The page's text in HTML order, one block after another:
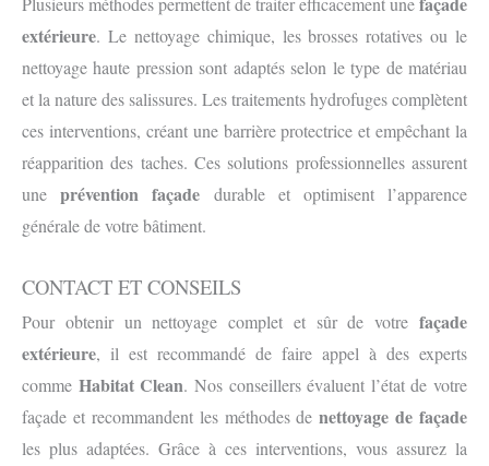
extérieure. Le nettoyage chimique, les brosses rotatives ou le
nettoyage haute pression sont adaptés selon le type de matériau
et la nature des salissures. Les traitements hydrofuges complètent
ces interventions, créant une barrière protectrice et empêchant la
réapparition des taches. Ces solutions professionnelles assurent
uneprévention façade durable et optimisent l’apparence
générale de votre bâtiment.
CONTACT ET CONSEILS
Pour obtenir un nettoyage complet et sûr de votre façade
extérieure, il est recommandé de faire appel à des experts
comme Habitat Clean. Nos conseillers évaluent l’état de votre
façade et recommandent les méthodes denettoyage de façade
les plus adaptées. Grâce à ces interventions, vous assurez la